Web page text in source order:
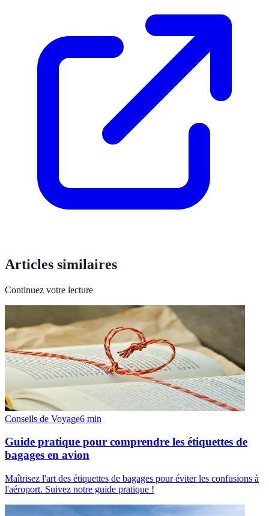
Articles similaires
Continuez votre lecture
Conseils de Voyage6 min
Guide pratique pour comprendre les étiquettes de
bagages en avion
Maîtrisez l'art des étiquettes de bagages pour éviter les confusions à
l'aéroport. Suivez notre guide pratique !